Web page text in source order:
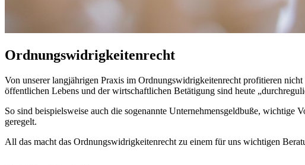
Ordnungswidrigkeitenrecht
Von unserer langjährigen Praxis im Ordnungswidrigkeitenrecht profitieren
öffentlichen Lebens und der wirtschaftlichen Betätigung sind heute
So sind beispielsweise auch die sogenannte Unternehmensgeldbuße,
geregelt.
All das macht das Ordnungswidrigkeitenrecht zu einem für uns wichtigen